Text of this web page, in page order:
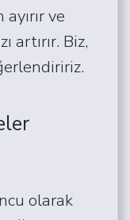
ve
artırır. Biz,
olarak